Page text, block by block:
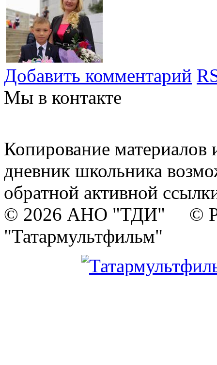
Добавить комментарий
Мы в контакте
Копирование материалов
дневник школьника
обратной активной
© 2026 АНО "ТДИ" ©
"Татармультфильм"